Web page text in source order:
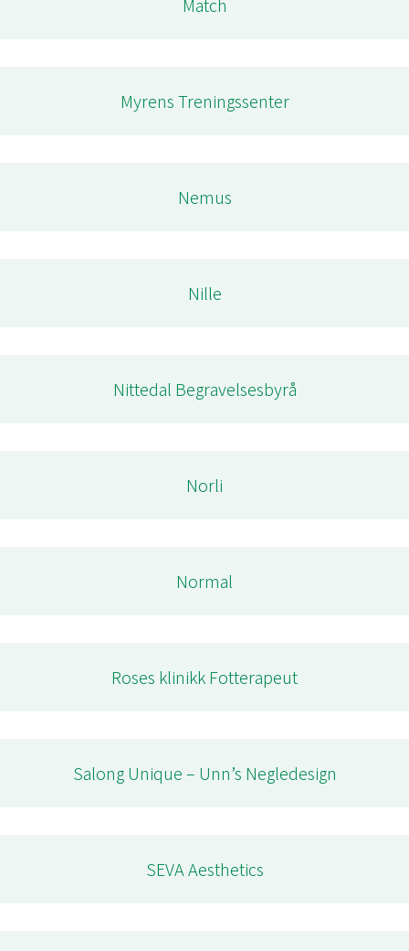
Myrens Treningssenter
Nemus
Nille
Nittedal Begravelsesbyrå
Norli
Normal
Roses klinikk Fotterapeut
Salong Unique – Unn’s Negledesign
SEVA Aesthetics